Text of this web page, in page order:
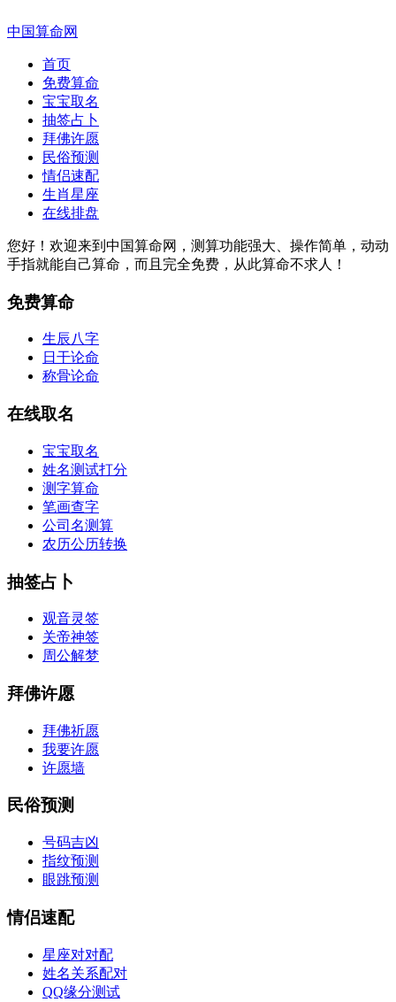
中国算命网
首页
免费算命
宝宝取名
抽签占卜
拜佛许愿
民俗预测
情侣速配
生肖星座
在线排盘
您好！欢迎来到中国算命网，测算功能强大、操作简单，动动
手指就能自己算命，而且完全免费，从此算命不求人！
免费算命
生辰八字
日干论命
称骨论命
在线取名
宝宝取名
姓名测试打分
测字算命
笔画查字
公司名测算
农历公历转换
抽签占卜
观音灵签
关帝神签
周公解梦
拜佛许愿
拜佛祈愿
我要许愿
许愿墙
民俗预测
号码吉凶
指纹预测
眼跳预测
情侣速配
星座对对配
姓名关系配对
QQ缘分测试